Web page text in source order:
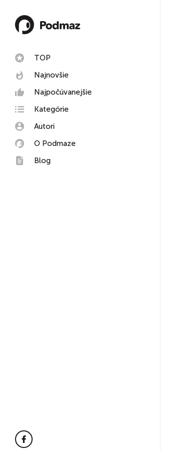
TOP
Najnovšie
Najpočúvanejšie
Kategórie
Autori
O Podmaze
Blog